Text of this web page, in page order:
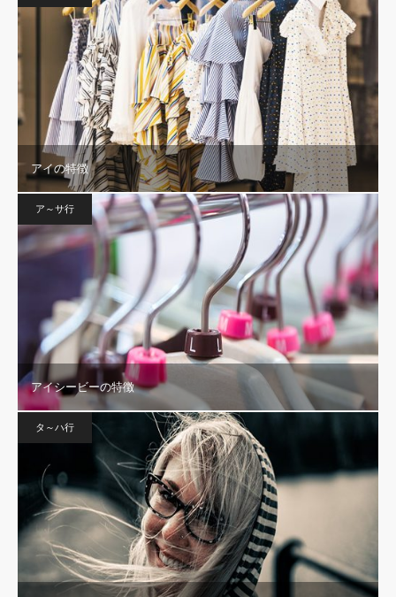
アイの特徴
ア～サ行
アイシービーの特徴
タ～ハ行